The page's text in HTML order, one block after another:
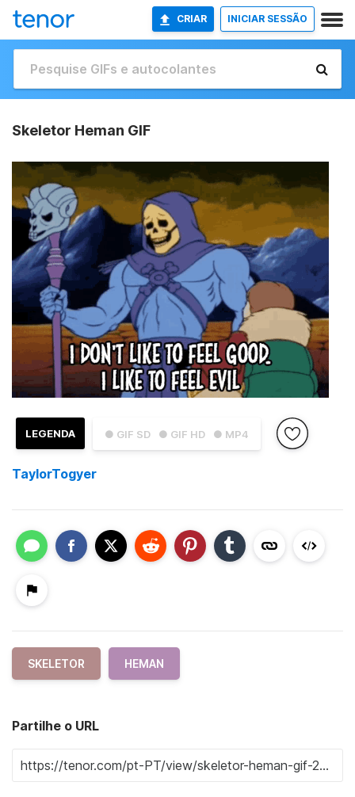
CRIAR INICIAR SESSÃO
Skeletor Heman GIF
● GIF SD ● GIF HD ● MP4
LEGENDA
TaylorTogyer
SKELETOR HEMAN
Partilhe o URL